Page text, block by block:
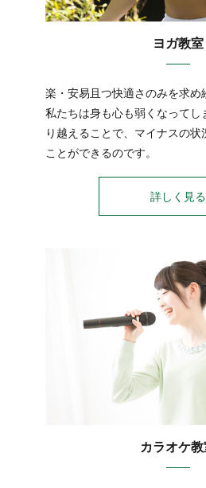
ヨガ教室
楽・安易且つ快適さのみを求め
私たちは身も心も弱くなってし
り越えることで、マイナスの
ことができるのです。
詳しく見る
カラオケ